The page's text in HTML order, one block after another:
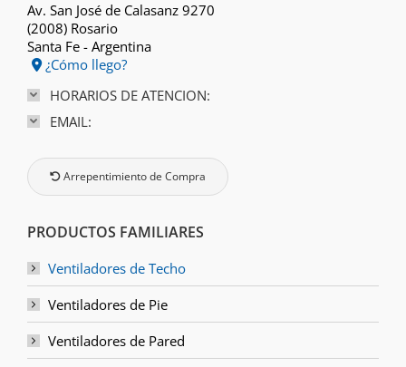
Av. San José de Calasanz 9270
(2008) Rosario
Santa Fe - Argentina
¿Cómo llego?
HORARIOS DE ATENCION:
EMAIL:
Arrepentimiento de Compra
PRODUCTOS FAMILIARES
Ventiladores de Techo
Ventiladores de Pie
Ventiladores de Pared